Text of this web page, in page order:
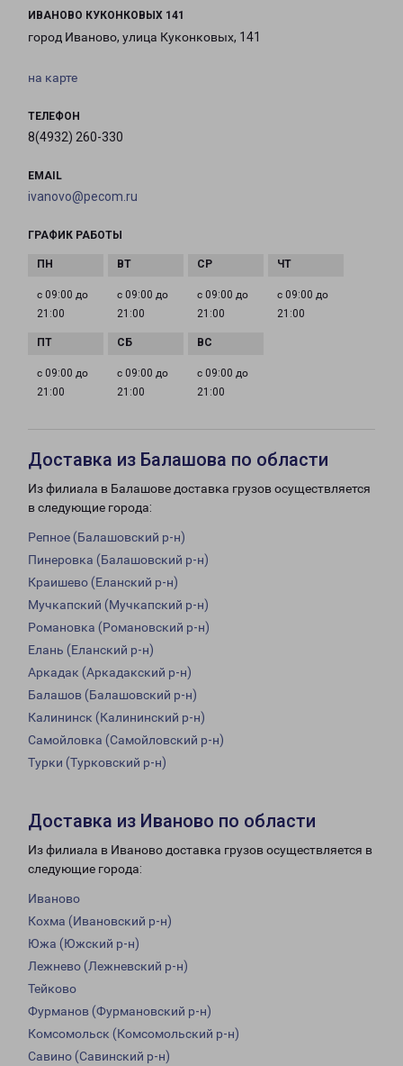
ИВАНОВО КУКОНКОВЫХ 141
город Иваново, улица Куконковых, 141
на карте
ТЕЛЕФОН
8(4932) 260-330
EMAIL
ivanovo@pecom.ru
ГРАФИК РАБОТЫ
с 09:00 до
21:00
с 09:00 до
21:00
с 09:00 до
21:00
с 09:00 до
21:00
с 09:00 до
21:00
с 09:00 до
21:00
с 09:00 до
21:00
Доставка из Балашова по области
Из филиала в Балашове доставка грузов осуществляется
в следующие города:
Репное (Балашовский р-н)
Пинеровка (Балашовский р-н)
Краишево (Еланский р-н)
Мучкапский (Мучкапский р-н)
Романовка (Романовский р-н)
Елань (Еланский р-н)
Аркадак (Аркадакский р-н)
Балашов (Балашовский р-н)
Калининск (Калининский р-н)
Самойловка (Самойловский р-н)
Турки (Турковский р-н)
Доставка из Иваново по области
Из филиала в Иваново доставка грузов осуществляется в
следующие города:
Иваново
Кохма (Ивановский р-н)
Южа (Южский р-н)
Лежнево (Лежневский р-н)
Тейково
Фурманов (Фурмановский р-н)
Комсомольск (Комсомольский р-н)
Савино (Савинский р-н)